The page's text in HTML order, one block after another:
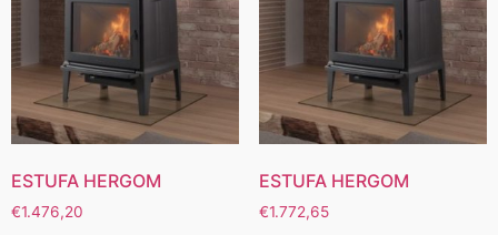
ESTUFA HERGOM
€1.476,20
ESTUFA HERGOM
€1.772,65